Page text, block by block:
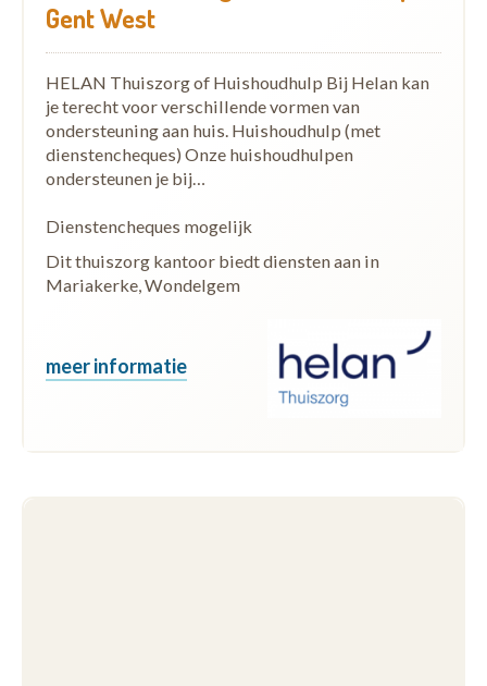
Gent West
HELAN Thuiszorg of Huishoudhulp Bij Helan kan
je terecht voor verschillende vormen van
ondersteuning aan huis. Huishoudhulp (met
dienstencheques) Onze huishoudhulpen
ondersteunen je bij…
Dienstencheques mogelijk
Dit thuiszorg kantoor biedt diensten aan in
Mariakerke, Wondelgem
meer informatie